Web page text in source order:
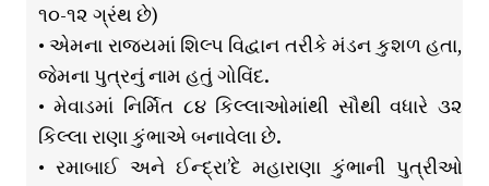
૧૦-૧૨ ગ્રંથ છે)
• એમના રાજ્યમાં શિલ્પ વિદ્વાન તરીકે મંડન કુશળ હતા,
જેમના પુત્રનું નામ હતું ગોવિંદ.
• મેવાડમાં નિર્મિત ૮૪ કિલ્લાઓમાંથી સૌથી વધારે ૩૨
કિલ્લા રાણા કુંભાએ બનાવેલા છે.
• રમાબાઈ અને ઈન્દ્રા’દે મહારાણા કુંભાની પુત્રીઓ